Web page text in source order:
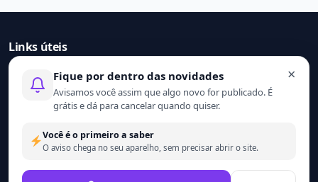
Links úteis
Início
Contato
Sobre nós
Termo de uso
Política de privacidade
×
Fique por dentro das novidades
Avisamos você assim que algo novo for publicado. É
grátis e dá para cancelar quando quiser.
Você é o primeiro a saber
O aviso chega no seu aparelho, sem precisar abrir o site.